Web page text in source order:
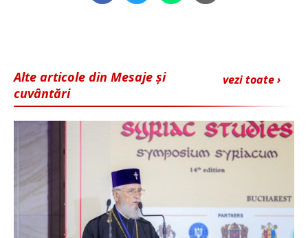
vezi toate ›
Alte articole din Mesaje și
cuvântări